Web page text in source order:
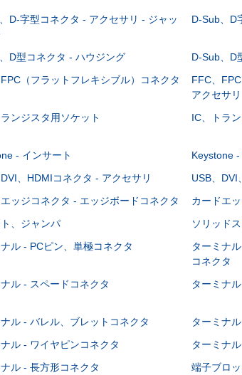
D-字型コネクタ - アクセサリ - ジャッ
D-Sub、D
D型コネクタ - ハウジング
D-Sub、D
（フラットフレキシブル）コネクタ
FFC、
アクセサリ
ンジスタ用ソケット IC、トラ
- インサート
Keystone
、HDMIコネクタ - アクセサリ
USB、DVI
ッジコネクタ - エッジボードコネクタ
カードエ
、ジャンパ
ソリッド
ル - PCピン、単極コネクタ
ターミナ
コネクタ
ル - スペードコネクタ ターミナ
ル - バレル、ブレットコネクタ
ターミナ
ル - ワイヤピンコネクタ
ターミナ
ル - 長方形コネクタ
端子ブロ